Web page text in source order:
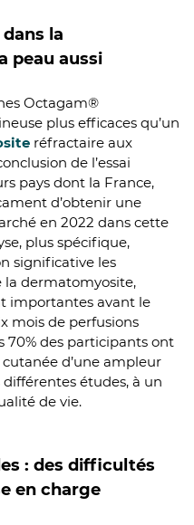
la
peau aussi
Octagam®
plus efficaces qu’un
réfractaire aux
de l’essai
pays dont la France,
d’obtenir une
en 2022 dans cette
plus spécifique,
significative les
la dermatomyosite,
importantes avant le
mois de perfusions
70% des participants ont
d’une ampleur
études, à un
de vie.
: des difficultés
en charge